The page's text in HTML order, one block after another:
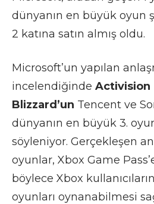
dünyanın en büyük oyun
2 katına satın almış oldu.
Microsoft’un yapılan
incelendiğinde Activision
Blizzard’un Tencent ve
dünyanın en büyük 3.
söyleniyor. Gerçekleşen
oyunlar, Xbox Game
böylece Xbox
oyunları oynanabilmesi